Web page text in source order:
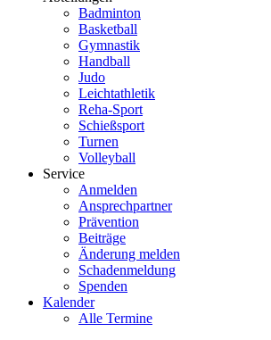
Badminton
Basketball
Gymnastik
Handball
Judo
Leichtathletik
Reha-Sport
Schießsport
Turnen
Volleyball
Service
Anmelden
Ansprechpartner
Prävention
Beiträge
Änderung melden
Schadenmeldung
Spenden
Kalender
Alle Termine